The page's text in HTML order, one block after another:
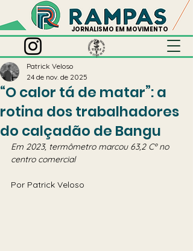
JORNALISMO EM MOVIMENTO
“O calor tá de matar”: a
rotina dos trabalhadores
do calçadão de Bangu
Patrick Veloso
24 de nov. de 2025
Em 2023, termômetro marcou 63,2 Cº no
centro comercial
Por Patrick Veloso